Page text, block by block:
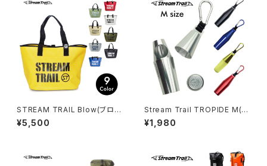
STREAM TRAIL Blow(ブロ
ー)
¥5,500
Stream Trail TROPIDE M(ト
ロピードM)
¥1,980